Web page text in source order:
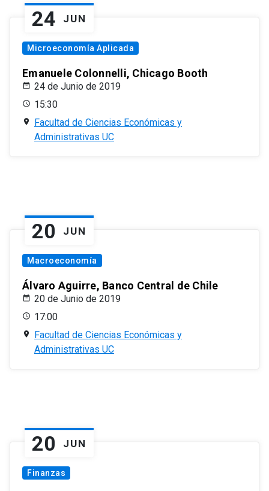
24 JUN
Microeconomía Aplicada
Emanuele Colonnelli, Chicago Booth
24 de Junio de 2019
15:30
Facultad de Ciencias Económicas y
Administrativas UC
20 JUN
Macroeconomía
Álvaro Aguirre, Banco Central de Chile
20 de Junio de 2019
17:00
Facultad de Ciencias Económicas y
Administrativas UC
20 JUN
Finanzas